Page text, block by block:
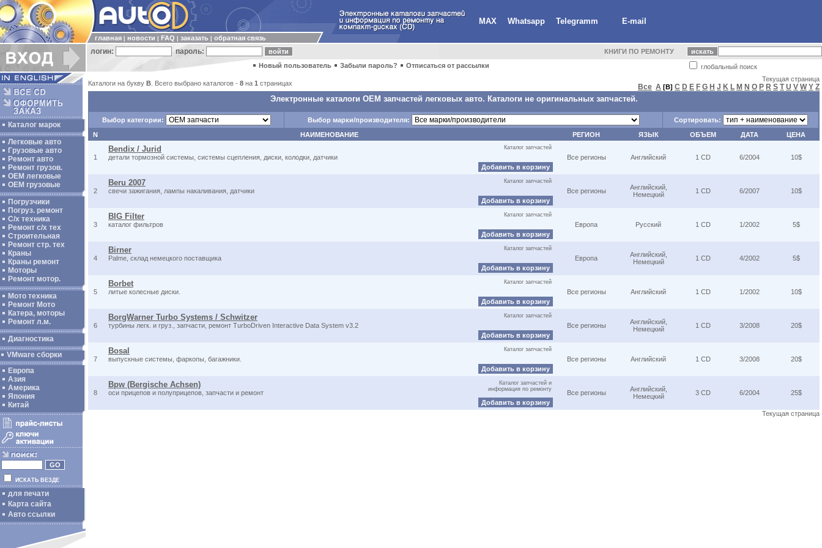
MAX Whatsapp Telegramm E-mail
главная новости FAQ заказать обратная связь
логин: пароль: КНИГИ ПО РЕМОНТУ
глобальный поиск
Новый пользователь Забыли пароль? Отписаться от рассылки
Каталог марок
Легковые авто
Грузовые авто
Ремонт авто
Ремонт грузов.
ОЕМ легковые
OEM грузовые
Погрузчики
Погруз. ремонт
С/х техника
Ремонт с/х тех
Строительная
Ремонт стр. тех
Краны
Краны ремонт
Моторы
Ремонт мотор.
Мото техника
Ремонт Мото
Катера, моторы
Ремонт л.м.
Диагностика
VMware сборки
Европа
Азия
Америка
Япония
Китай
ИСКАТЬ ВЕЗДЕ
для печати
Карта сайта
Авто ссылки
Каталоги на букву B . Всего выбрано каталогов - 8 на 1 страницах
Текущая страница
Все A [B] C D E F G H J K L M N O P R S T U V W Y Z
Электронные каталоги OEM запчастей легковых авто. Каталоги не оригинальных запчастей.
Выбор категории: Выбор марки/производителя:
Сортировать:
N
НАИМЕНОВАНИЕ РЕГИОН ЯЗЫК ОБЪЕМ ДАТА ЦЕНА
1
Bendix / Jurid
детали тормозной системы, системы сцепления, диски, колодки, датчики
Каталог запчастей
Добавить в корзину
Все регионы Английский 1 CD 6/2004 10$
2
Beru 2007
свечи зажигания, лампы накаливания, датчики
Каталог запчастей
Добавить в корзину
Все регионы
Английский,
Немецкий
1 CD 6/2007 10$
3
BIG Filter
каталог фильтров
Каталог запчастей
Добавить в корзину
Европа Русский 1 CD 1/2002 5$
4
Birner
Palme, склад немецкого поставщика
Каталог запчастей
Добавить в корзину
Европа
Английский,
Немецкий
1 CD 4/2002 5$
5
Borbet
литые колесные диски.
Каталог запчастей
Добавить в корзину
Все регионы Английский 1 CD 1/2002 10$
6
BorgWarner Turbo Systems / Schwitzer
турбины легк. и груз., запчасти, ремонт TurboDriven Interactive Data System v3.2
Каталог запчастей
Добавить в корзину
Все регионы
Английский,
Немецкий
1 CD 3/2008 20$
7
Bosal
выпускные системы, фаркопы, багажники.
Каталог запчастей
Добавить в корзину
Все регионы Английский 1 CD 3/2008 20$
8
Bpw (Bergische Achsen)
оси прицепов и полуприцепов, запчасти и ремонт
Каталог запчастей и
информация по ремонту
Добавить в корзину
Все регионы
Английский,
Немецкий
3 CD 6/2004 25$
Текущая страница